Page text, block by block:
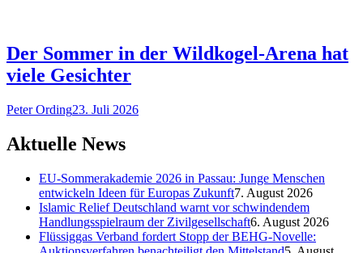
Der Sommer in der Wildkogel-Arena hat
viele Gesichter
Peter Ording23. Juli 2026
Aktuelle News
EU-Sommerakademie 2026 in Passau: Junge Menschen
entwickeln Ideen für Europas Zukunft7. August 2026
Islamic Relief Deutschland warnt vor schwindendem
Handlungsspielraum der Zivilgesellschaft6. August 2026
Flüssiggas Verband fordert Stopp der BEHG-Novelle: